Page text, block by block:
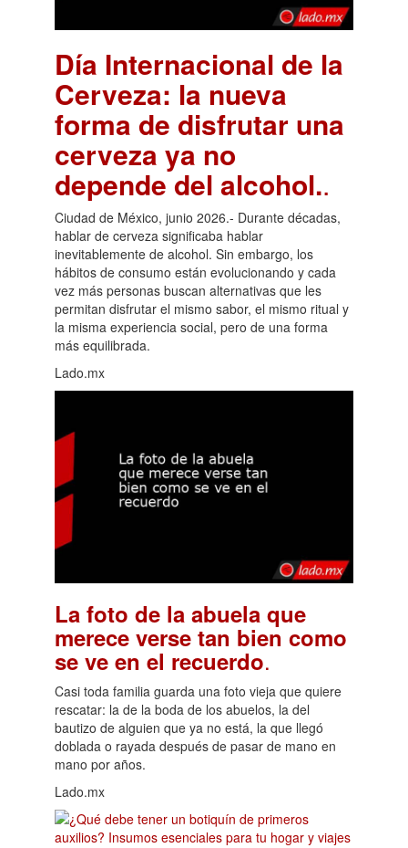
Día Internacional de la
Cerveza: la nueva
forma de disfrutar una
cerveza ya no
depende del alcohol..
Ciudad de México, junio 2026.- Durante décadas,
hablar de cerveza significaba hablar
inevitablemente de alcohol. Sin embargo, los
hábitos de consumo están evolucionando y cada
vez más personas buscan alternativas que les
permitan disfrutar el mismo sabor, el mismo ritual y
la misma experiencia social, pero de una forma
más equilibrada.
Lado.mx
La foto de la abuela que
merece verse tan bien como
se ve en el recuerdo.
Casi toda familia guarda una foto vieja que quiere
rescatar: la de la boda de los abuelos, la del
bautizo de alguien que ya no está, la que llegó
doblada o rayada después de pasar de mano en
mano por años.
Lado.mx